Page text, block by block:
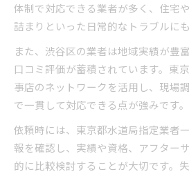
体制で対応できる業者が多く、住宅
詰まりといった日常的なトラブルに
また、渋谷区の業者は地域実績が豊
口コミ評価が蓄積されています。東
事店のネットワークを活用し、現場
で一貫して対応できる点が強みです。
依頼時には、東京都水道局指定業者
報を確認し、実績や資格、アフター
的に比較検討することが大切です。